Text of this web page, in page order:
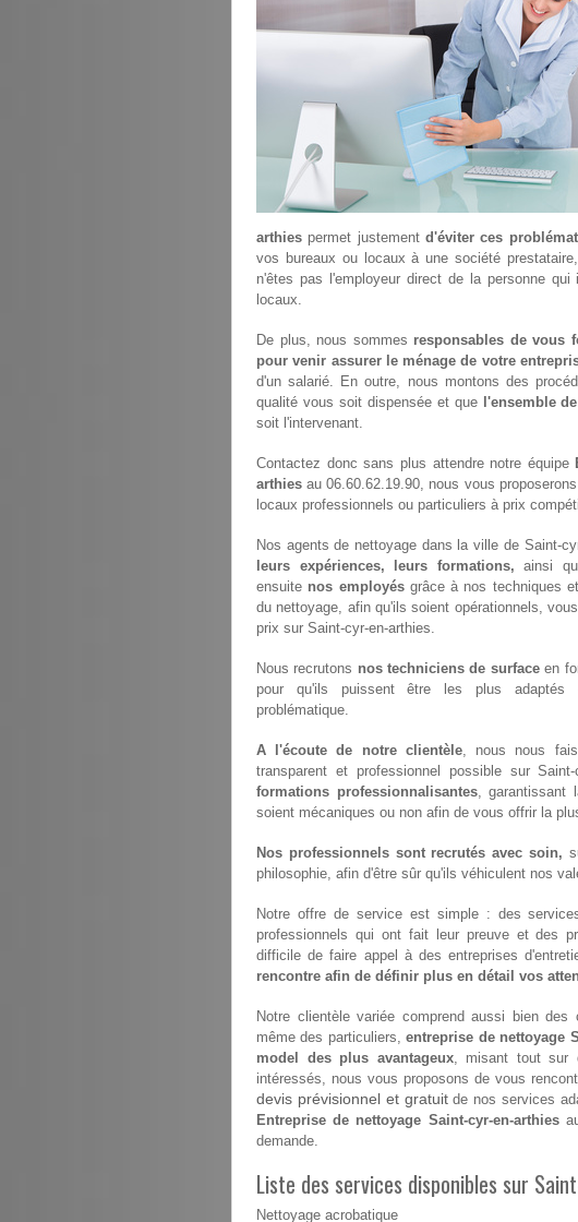
arthies permet justementd'éviter ces
vos bureaux ou locaux à une société
n'êtes pas l'employeur direct de la personne
locaux.
De plus, nous sommes responsables de vous
pour venir assurer le ménage de votre
d'un salarié. En outre, nous montons des
qualité vous soit dispensée et que l'ensemble
soit l'intervenant.
Contactez donc sans plus attendre notre équipe
arthies au 06.60.62.19.90, nous vous
locaux professionnels ou particuliers à prix
Nos agents de nettoyage dans la ville de Saint-
leurs expériences, leurs formations, ainsi
ensuite nos employésgrâce à nos techniques
du nettoyage, afin qu'ils soient opérationnels,
prix sur Saint-cyr-en-arthies.
Nous recrutons nos techniciens de surfaceen
pour qu'ils puissent être les plus adaptés
problématique.
A l'écoute de notre clientèle, nous nous
transparent et professionnel possible sur
formations professionnalisantes, garantissant
soient mécaniques ou non afin de vous offrir la
Nos professionnels sont recrutés avec soin,
philosophie, afin d'être sûr qu'ils véhiculent nos
Notre offre de service est simple : des
professionnels qui ont fait leur preuve et des
difficile de faire appel à des entreprises
rencontre afin de définir plus en détail vos
Notre clientèle variée comprend aussi bien
même des particuliers,entreprise de nettoyage
model des plus avantageux, misant tout sur
intéressés, nous vous proposons de vous
devis prévisionnel et gratuitde nos services
Entreprise de nettoyage Saint-cyr-en-arthies
demande.
Liste des services disponibles sur
Nettoyage acrobatique